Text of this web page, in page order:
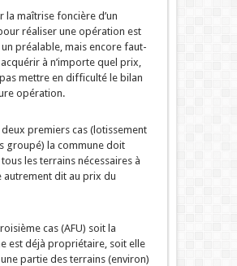
la maîtrise foncière d’un
réaliser une opération est
préalable, mais encore faut-
à n’importe quel prix,
mettre en difficulté le bilan
opération.
deux premiers cas (lotissement
groupé) la commune doit
les terrains nécessaires à
autrement dit au prix du
cas (AFU) soit la
est déjà propriétaire, soit elle
partie des terrains (environ)